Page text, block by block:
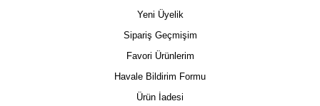
Yeni Üyelik
Sipariş Geçmişim
Favori Ürünlerim
Havale Bildirim Formu
Ürün İadesi